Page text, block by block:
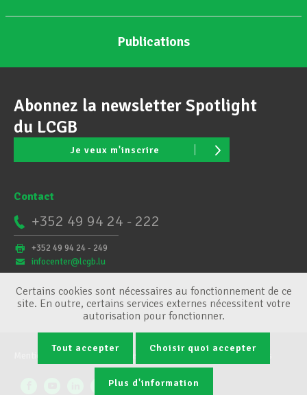
Publications
Abonnez la newsletter Spotlight
du LCGB
Je veux m'inscrire
Contact
+352 49 94 24 - 222
+352 49 94 24 - 249
infocenter@lcgb.lu
Conditions générales Gestion des cookies
Certains cookies sont nécessaires au fonctionnement de ce
site. En outre, certains services externes nécessitent votre
autorisation pour fonctionner.
Tout accepter Choisir quoi accepter
Plus d'information